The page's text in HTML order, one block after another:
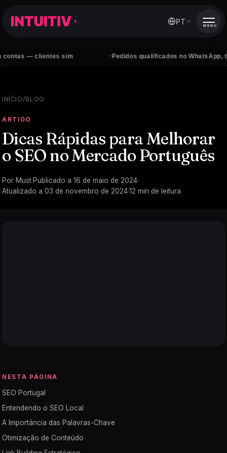
clientes sim Pedidos qualificados no WhatsApp, todos os
PT MENU
INÍCIO/BLOG
ARTIGO
Dicas Rápidas para Melhorar
o SEO no Mercado Português
Por Must·Publicado a 16 de maio de 2024·
Atualizado a 03 de novembro de 2024·12 min de leitura
NESTA PÁGINA
SEO Portugal
Entendendo o SEO Local
A Importância das Palavras-Chave
Otimização de Conteúdo